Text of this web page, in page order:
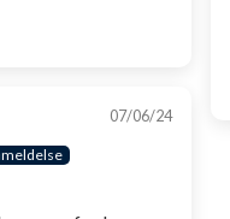
07/06/24